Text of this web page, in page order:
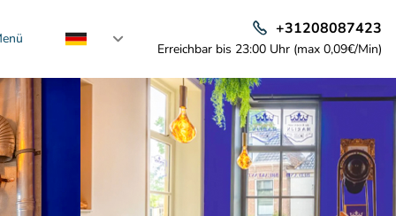
+31208087423
Erreichbar bis 23:00 Uhr (max 0,09€/Min)